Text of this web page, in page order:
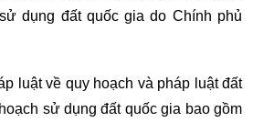
dụng đất quốc gia do Chính phủ
luật về quy hoạch và pháp luật đất
sử dụng đất quốc gia bao gồm